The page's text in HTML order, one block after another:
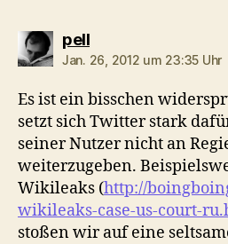
pellsagt:
Jan. 26, 2012 um 23:35 Uhr
Es ist ein bisschen
setzt sich Twitter stark
seiner Nutzer nicht an
weiterzugeben.
Wikileaks (http://
wikileaks-case-us-court-
stoßen wir auf eine